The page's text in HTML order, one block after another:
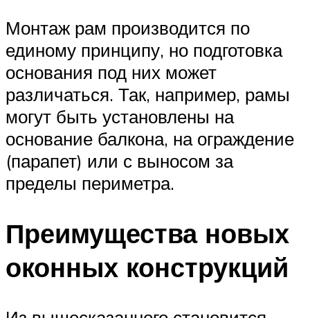
Монтаж рам производится по
единому принципу, но подготовка
основания под них может
различаться. Так, например, рамы
могут быть установлены на
основание балкона, на ограждение
(парапет) или с выносом за
пределы периметра.
Преимущества новых
оконных конструкций